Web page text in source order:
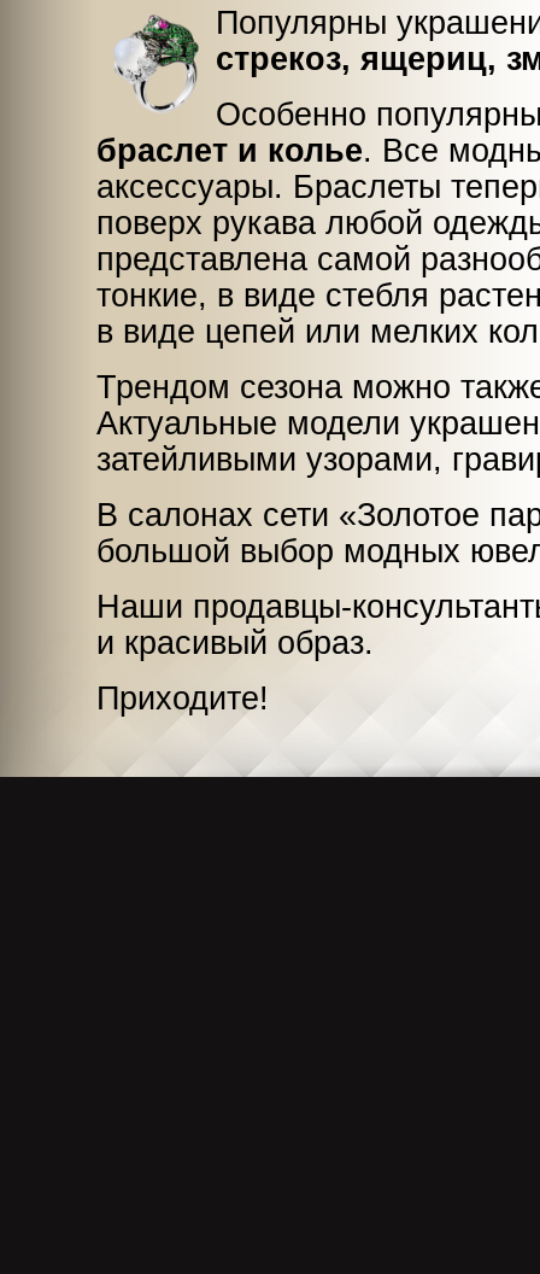
Популярны
стрекоз, ящериц,
Особенно
браслет и колье. Все
аксессуары. Браслеты
поверх рукава любой
представлена самой
тонкие, в виде стебля
в виде цепей или мелких
Трендом сезона можно
Актуальные модели
затейливыми узорами,
В салонах сети «Золотое
большой выбор модных
Наши продавцы-
и красивый образ.
Приходите!